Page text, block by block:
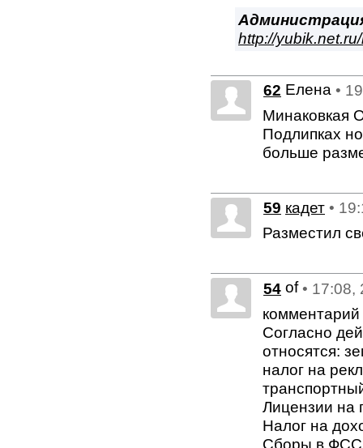
http://
62 Елена •
Минаковкая
Подлипках
больше
59 кадет •
Разместил
54 of• 17:08,
комментарий
Согласно
относятся:
налог на
Лицензии на
Налог на
Сборы в ФСС